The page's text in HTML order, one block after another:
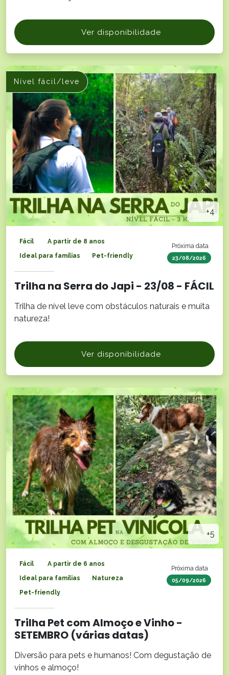
Ver disponibilidade
Nível fácil/leve
+4
Próxima data
23/08/2026
Fácil
A partir de 8 anos
Ideal para famílias
Pet-friendly
Trilha na Serra do Japi - 23/08 - FÁCIL
Trilha de nível leve com obstáculos naturais e muita
natureza!
Ver disponibilidade
+5
Próxima data
05/09/2026
Fácil
A partir de 6 anos
Ideal para famílias
Natureza
Pet-friendly
Trilha Pet com Almoço e Vinho -
SETEMBRO (várias datas)
Diversão para pets e humanos! Com degustação de
vinhos e almoço!